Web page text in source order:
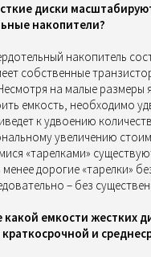
диски
накопители?
накопитель
собственные
на малые размеры
емкость, необходимо
к удвоению
увеличению
«тарелками»
дорогие «тарелки»
– без
какой емкости жестких
и